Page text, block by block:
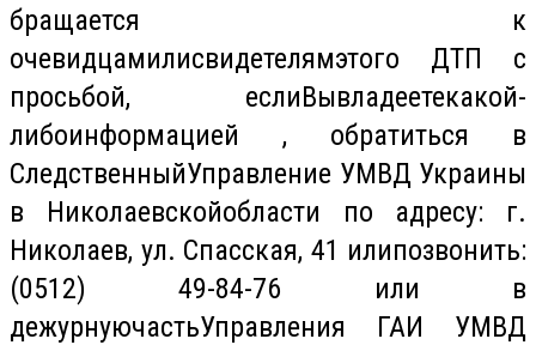
бращается к
очевидцамилисвидетелямэтого ДТП с
просьбой, еслиВывладеетекакой-
либоинформацией , обратиться в
СледственныйУправление УМВД Украины
в Николаевскойобласти по адресу: г.
Николаев, ул. Спасская, 41 илипозвонить:
(0512)49-84-76 или в
дежурнуючастьУправления ГАИ УМВД